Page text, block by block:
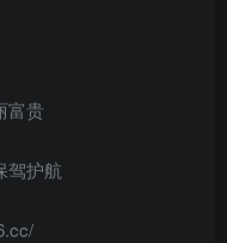
富贵
驾护航